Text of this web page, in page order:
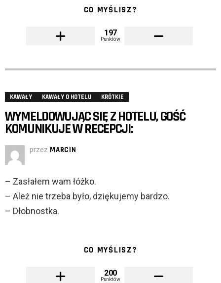
CO MYŚLISZ?
197
Punktów
KAWAŁY KAWAŁY O HOTELU KRÓTKIE
WYMELDOWUJĄC SIĘ Z HOTELU, GOŚĆ
KOMUNIKUJE W RECEPCJI:
przez MARCIN
– Zasłałem wam łóżko.
– Ależ nie trzeba było, dziękujemy bardzo.
– Dłobnostka.
CO MYŚLISZ?
200
Punktów